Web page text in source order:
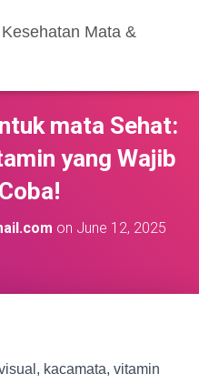
Mata &
mata Sehat:
yang Wajib
on June 12, 2025
kacamata, vitamin